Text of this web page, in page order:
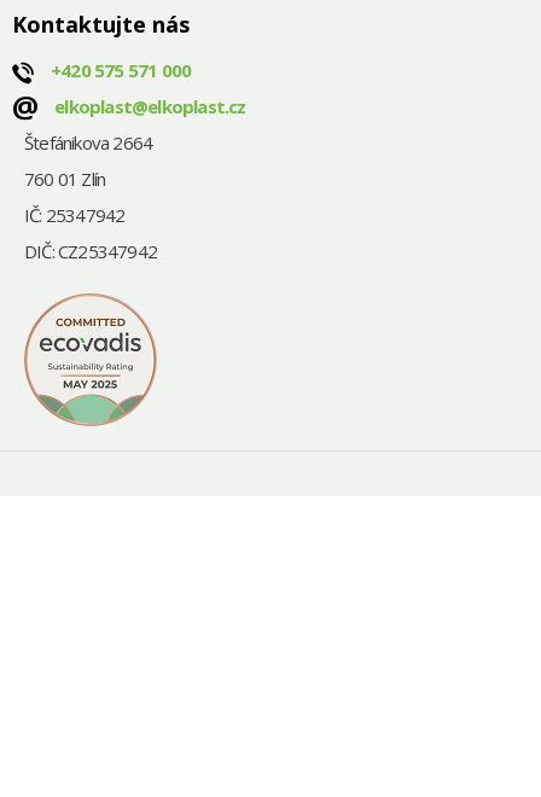
Kontaktujte nás
+420575 571 000
@
elkoplast@elkoplast.cz
Štefánikova 2664
760 01 Zlín
IČ: 25347942
DIČ: CZ25347942